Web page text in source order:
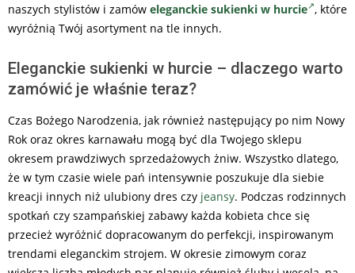
naszych stylistów i zamów eleganckie sukienki w hurcie , które
wyróżnią Twój asortyment na tle innych.
Eleganckie sukienki w hurcie – dlaczego warto
zamówić je właśnie teraz?
Czas Bożego Narodzenia, jak również następujący po nim Nowy
Rok oraz okres karnawału mogą być dla Twojego sklepu
okresem prawdziwych sprzedażowych żniw. Wszystko dlatego,
że w tym czasie wiele pań intensywnie poszukuje dla siebie
kreacji innych niż ulubiony dres czy jeansy. Podczas rodzinnych
spotkań czy szampańskiej zabawy każda kobieta chce się
przecież wyróżnić dopracowanym do perfekcji, inspirowanym
trendami eleganckim strojem. W okresie zimowym coraz